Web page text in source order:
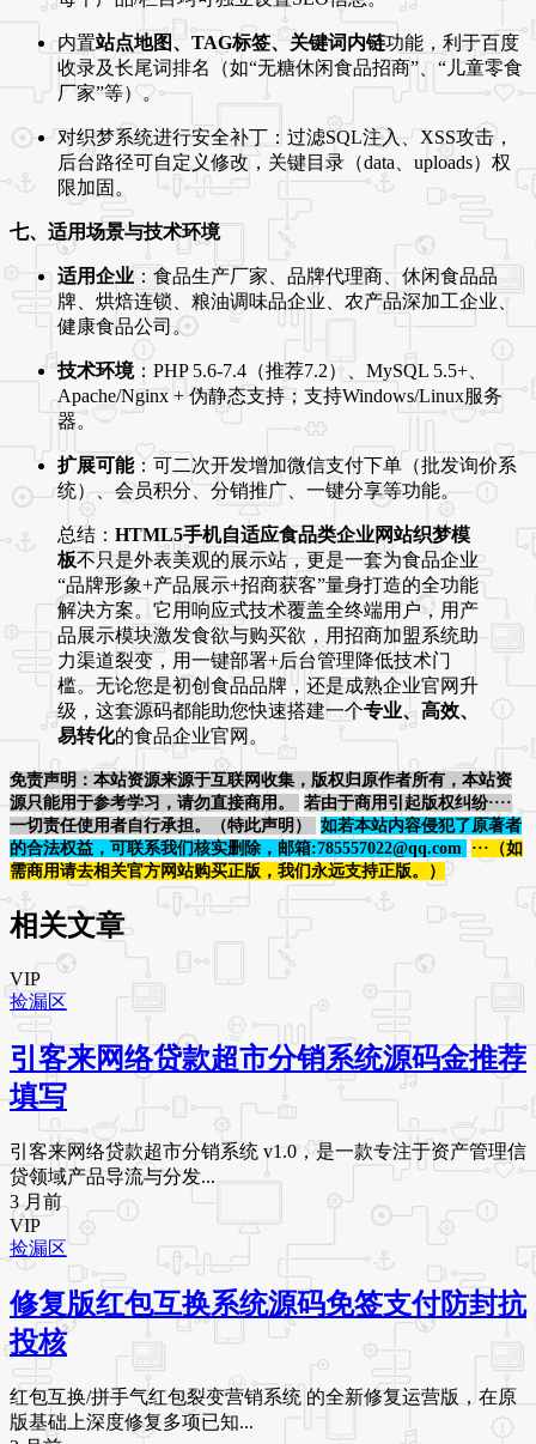
内置站点地图、TAG标签、关键词内链功能，利于百度
收录及长尾词排名（如“无糖休闲食品招商”、“儿童零食
厂家”等）。
对织梦系统进行安全补丁：过滤SQL注入、XSS攻击，
后台路径可自定义修改，关键目录（data、uploads）权
限加固。
七、适用场景与技术环境
适用企业 ：食品生产厂家、品牌代理商、休闲食品品
牌、烘焙连锁、粮油调味品企业、农产品深加工企业、
健康食品公司。
技术环境：PHP 5.6-7.4（推荐7.2）、MySQL 5.5+、
Apache/Nginx + 伪静态支持；支持Windows/Linux服务
器。
扩展可能：可二次开发增加微信支付下单（批发询价系
统）、会员积分、分销推广、一键分享等功能。
总结： HTML5手机自适应食品类企业网站织梦模
板不只是外表美观的展示站，更是一套为食品企业
“品牌形象+产品展示+招商获客”量身打造的全功能
解决方案。它用响应式技术覆盖全终端用户，用产
品展示模块激发食欲与购买欲，用招商加盟系统助
力渠道裂变，用一键部署+后台管理降低技术门
槛。无论您是初创食品品牌，还是成熟企业官网升
级，这套源码都能助您快速搭建一个专业、高效、
易转化的食品企业官网。
免责声明：本站资源来源于互联网收集，版权归原作者所有，本站资
源只能用于参考学习，请勿直接商用。
若由于商用引起版权纠纷····
一切责任使用者自行承担。（特此声明）
如若本站内容侵犯了原著者
的合法权益，可联系我们核实删除，邮箱:785557022@qq.com
···（如
需商用请去相关官方网站购买正版，我们永远支持正版。）
相关文章
VIP
捡漏区
引客来网络贷款超市分销系统源码金推荐
填写
引客来网络贷款超市分销系统 v1.0，是一款专注于资产管理信
贷领域产品导流与分发...
3 月前
VIP
捡漏区
修复版红包互换系统源码免签支付防封抗
投核
红包互换/拼手气红包裂变营销系统 的全新修复运营版，在原
版基础上深度修复多项已知...